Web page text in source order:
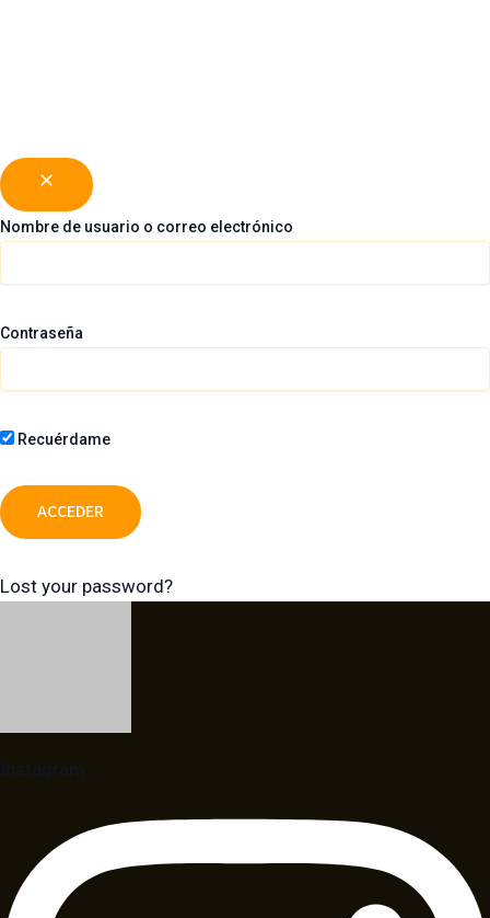
Nombre de usuario o correo electrónico
Contraseña
Recuérdame
Lost your password?
Instagram